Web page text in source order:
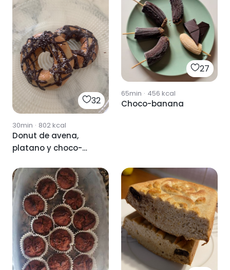
32
30min · 802kcal
Donut de avena,
platano y choco-
27
65min · 456 kcal
Choco-banana